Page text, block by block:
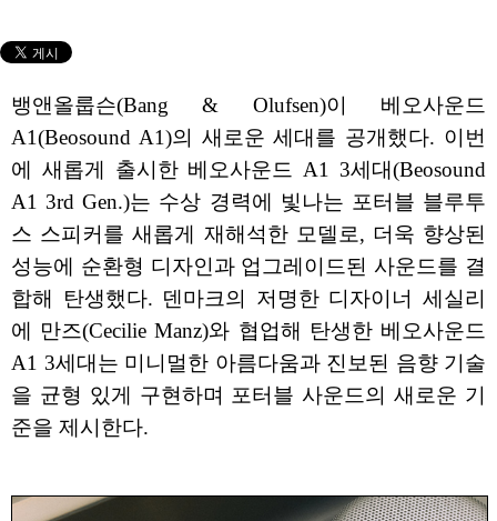
뱅앤올룹슨(Bang & Olufsen)이 베오사운드
A1(Beosound A1)의 새로운 세대를 공개했다. 이번
에 새롭게 출시한 베오사운드 A1 3세대(Beosound
A1 3rd Gen.)는 수상 경력에 빛나는 포터블 블루투
스 스피커를 새롭게 재해석한 모델로, 더욱 향상된
성능에 순환형 디자인과 업그레이드된 사운드를 결
합해 탄생했다. 덴마크의 저명한 디자이너 세실리
에 만즈(Cecilie Manz)와 협업해 탄생한 베오사운드
A1 3세대는 미니멀한 아름다움과 진보된 음향 기술
을 균형 있게 구현하며 포터블 사운드의 새로운 기
준을 제시한다.